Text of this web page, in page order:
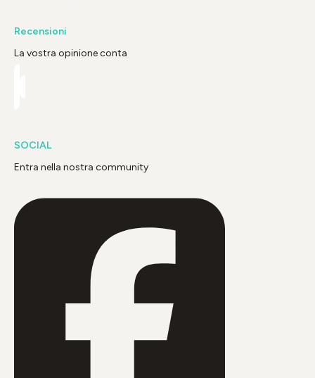
Recensioni
La vostra opinione conta
SOCIAL
Entra nella nostra community